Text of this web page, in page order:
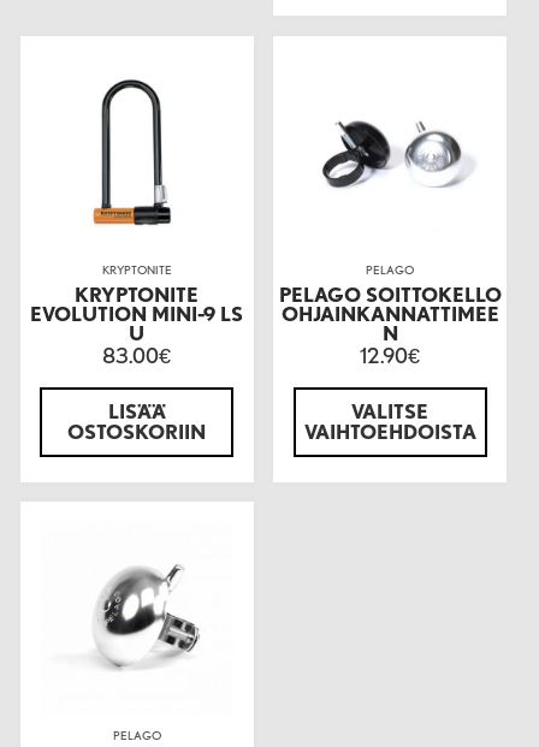
KRYPTONITE
KRYPTONITE
EVOLUTION MINI-9 LS
U
83.00€
LISÄÄ
OSTOSKORIIN
PELAGO
PELAGO SOITTOKELLO
OHJAINKANNATTIMEE
N
12.90€
VALITSE
VAIHTOEHDOISTA
PELAGO